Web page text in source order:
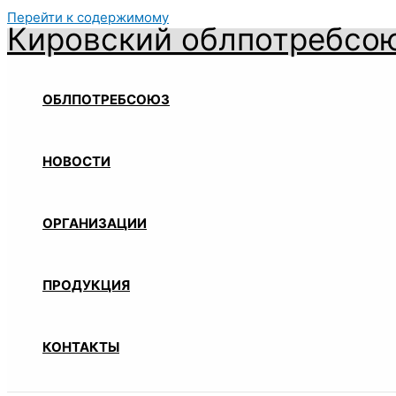
Перейти к содержимому
Кировский
ОБЛПОТРЕБСОЮЗ
НОВОСТИ
ОРГАНИЗАЦИИ
ПРОДУКЦИЯ
КОНТАКТЫ